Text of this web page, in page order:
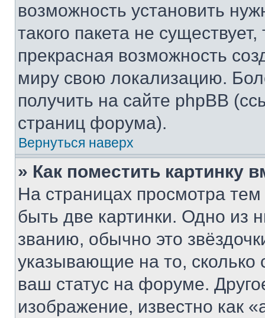
возможность установить
такого пакета не
прекрасная возможность
миру свою локализацию.
получить на сайте phpBB
страниц форума).
Вернуться наверх
» Как поместить картинку
На страницах просмотра
быть две картинки. Одно из
званию, обычно это
указывающие на то,
ваш статус на форуме.
изображение, известно как